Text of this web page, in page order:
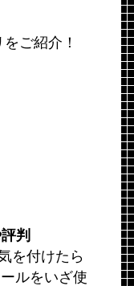
ご紹介！
判
を付けたら
ルをいざ使